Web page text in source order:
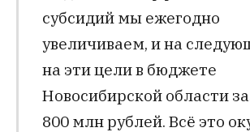
субсидий мы ежегодно
увеличиваем, и на
на эти цели в бюджете
Новосибирской области
800 млн рублей. Всё это